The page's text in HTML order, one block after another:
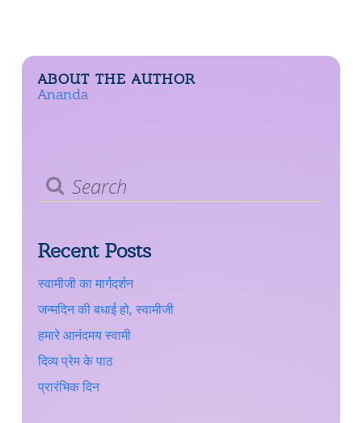
ABOUT THE AUTHOR
Ananda
Recent Posts
स्वामीजी का मार्गदर्शन
जन्मदिन की बधाई हो, स्वामीजी
हमारे आनंदमय स्वामी
दिव्य प्रेम के पाठ
प्रारंभिक दिन